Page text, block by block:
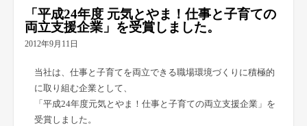
「平成24年度 元気とやま！仕事と子育ての
両立支援企業」を受賞しました。
2012年9月11日
当社は、仕事と子育てを両立できる職場環境づくりに積極的
に取り組む企業として、
「平成24年度元気とやま！仕事と子育ての両立支援企業」を
受賞しました。